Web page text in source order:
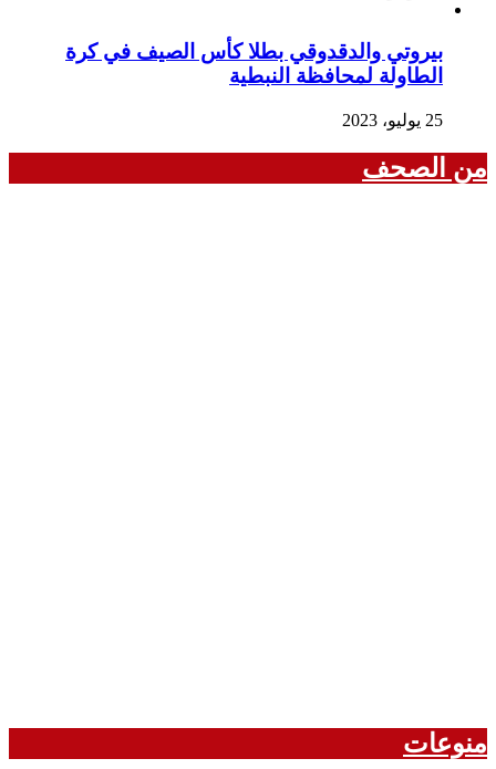
بيروتي والدقدوقي بطلا كأس الصيف في كرة
الطاولة لمحافظة النبطية
25 يوليو، 2023
من الصحف
منوعات